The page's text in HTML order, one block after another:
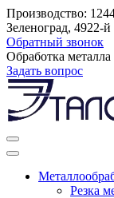
Производство:
Зеленоград, 4922-
Обратный звонок
Обработка металла
Задать вопрос
Резка